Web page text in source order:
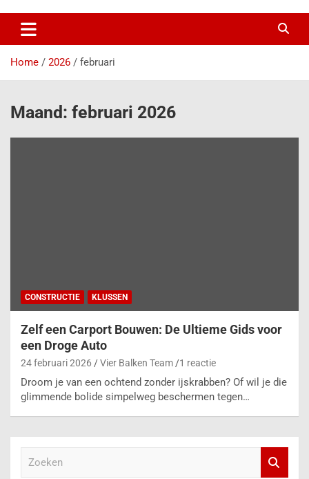
Home 2026 februari
Maand: februari 2026
CONSTRUCTIE KLUSSEN
Zelf een Carport Bouwen: De Ultieme Gids voor
een Droge Auto
24 februari 2026 Vier Balken Team 1 reactie
Droom je van een ochtend zonder ijskrabben? Of wil je die
glimmende bolide simpelweg beschermen tegen…